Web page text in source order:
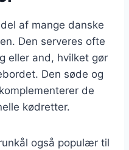
af mange danske
Den serveres ofte
eller and, hvilket gør
Den søde og
de
kødretter.
også populær til